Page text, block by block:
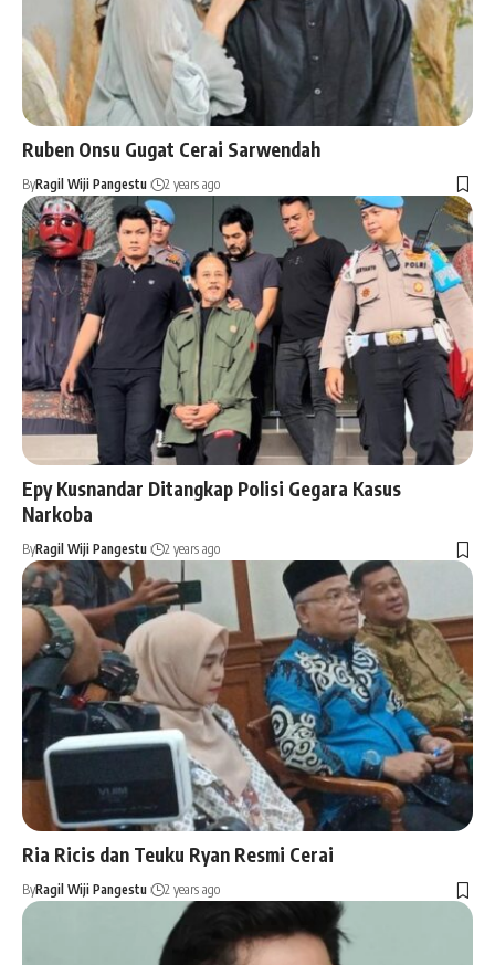
Ruben Onsu Gugat Cerai Sarwendah
ByRagil Wiji Pangestu 2 years ago
Epy Kusnandar Ditangkap Polisi Gegara Kasus
Narkoba
ByRagil Wiji Pangestu 2 years ago
Ria Ricis dan Teuku Ryan Resmi Cerai
ByRagil Wiji Pangestu 2 years ago